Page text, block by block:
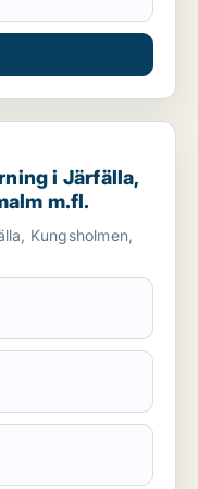
Kungsholmen eller
i Järfälla,
m.fl.
Kungsholmen,